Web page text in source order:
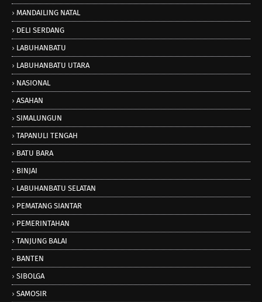
MANDAILING NATAL
DELI SERDANG
LABUHANBATU
LABUHANBATU UTARA
NASIONAL
ASAHAN
SIMALUNGUN
TAPANULI TENGAH
BATU BARA
BINJAI
LABUHANBATU SELATAN
PEMATANG SIANTAR
PEMERINTAHAN
TANJUNG BALAI
BANTEN
SIBOLGA
SAMOSIR